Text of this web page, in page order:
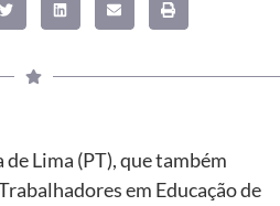
Lima (PT), que também
em Educação de